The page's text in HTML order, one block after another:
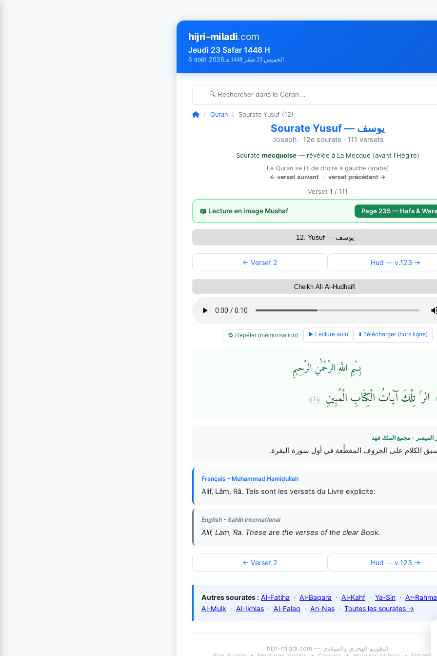
hijri-miladi.com
Jeudi 23 Safar 1448 H
6 août 2026 الخميس 23 صَفَر 1448 هـ
🔍 Rechercher dans le Coran…
/ Quran / Sourate Yusuf (12)
Sourate Yusuf — يوسف
Joseph · 12e sourate · 111 versets
Sourate mecquoise — révélée à La Mecque (avant l'Hégire)
Le Quran se lit de droite à gauche (arabe)
← verset suivant · verset précédent →
Verset 1 / 111
📖 Lecture en image Mushaf Page 235 — Hafs &
← Verset 2 Hud — v.123 →
🔁 Répéter (mémorisation) ▶️ Lecture auto ⬇️ Télécharger (hors ligne)
بِسْمِ اللَّهِ الرَّحْمَٰنِ الرَّحِيمِ
الر ۚ تِلْكَ آيَاتُ الْكِتَابِ الْمُبِينِ ﴿1﴾
الميسر - مجمع الملك فهد
الكلام على الحروف المقطَّعة في أول سورة البقرة.
Français - Muhammad Hamidullah
Alif, Lâm, Râ. Tels sont les versets du Livre explicite.
English - Sahih International
Alif, Lam, Ra. These are the verses of the clear Book.
← Verset 2 Hud — v.123 →
Autres sourates : Al-Fatiha · Al-Baqara · Al-Kahf · Ya-Sin · Ar-
Al-Mulk · Al-Ikhlas · Al-Falaq · An-Nas · Toutes les sourates →
hijri-miladi.com — التقويم الهجري والميلادي